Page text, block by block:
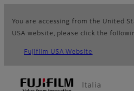
You are accessing from the United
USA website, please click the
Fujifilm USA Website
Italia